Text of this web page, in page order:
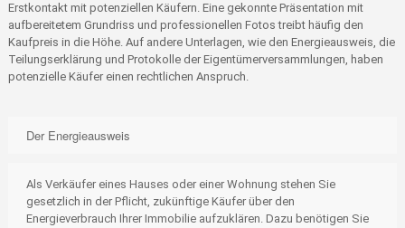
Erstkontakt mit potenziellen Käufern. Eine gekonnte Präsentation mit
aufbereitetem Grundriss und professionellen Fotos treibt häufig den
Kaufpreis in die Höhe. Auf andere Unterlagen, wie den Energieausweis, die
Teilungserklärung und Protokolle der Eigentümerversammlungen, haben
potenzielle Käufer einen rechtlichen Anspruch.
Der Energieausweis
Als Verkäufer eines Hauses oder einer Wohnung stehen Sie
gesetzlich in der Pflicht, zukünftige Käufer über den
Energieverbrauch Ihrer Immobilie aufzuklären. Dazu benötigen Sie